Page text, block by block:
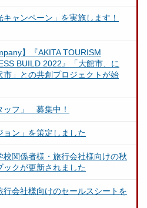
キャンペーン」を実施します！
】『AKITA TOURISM
BUILD 2022』「大館市、に
市」との共創プロジェクトが始
ッフ」 募集中！
ョン」を策定しました
校関係者様・旅行会社様向けの秋
ックが更新されました
行会社様向けのセールスシートを